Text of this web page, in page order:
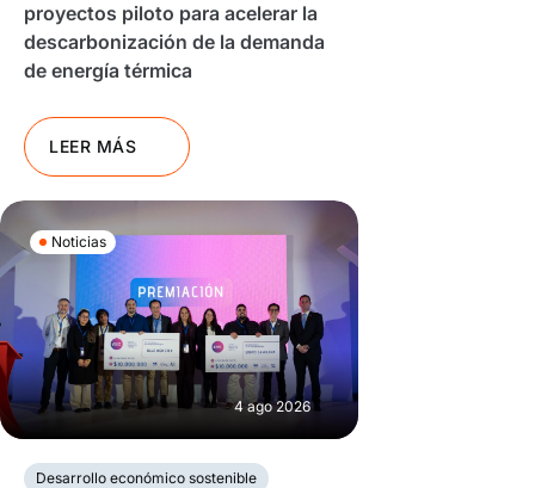
proyectos piloto para acelerar la
descarbonización de la demanda
de energía térmica
LEER MÁS
Noticias
4 ago 2026
Desarrollo económico sostenible